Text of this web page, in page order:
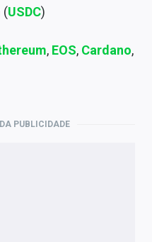
(USDC)
, EOS, Cardano,
PUBLICIDADE